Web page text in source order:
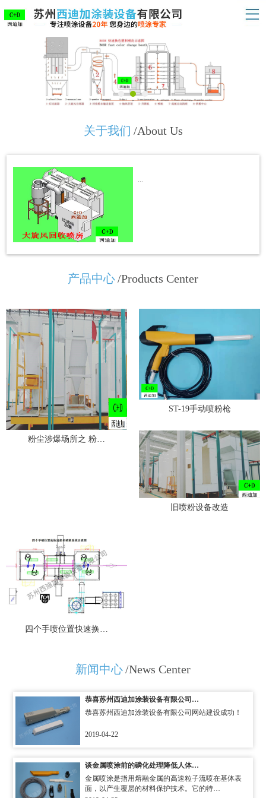
关于我们 /About Us
...
产品中心/Products Center
粉尘涉爆场所之 粉…
ST-19手动喷粉枪
旧喷粉设备改造
四个手喷位置快速换…
新闻中心/News Center
恭喜苏州西迪加涂装设备有限公司…
恭喜苏州西迪加涂装设备有限公司网站建设成功！
2019-04-22
谈金属喷涂前的磷化处理降低人体…
金属喷涂是指用熔融金属的高速粒子流喷在基体表
面，以产生覆层的材料保护技术。它的特…